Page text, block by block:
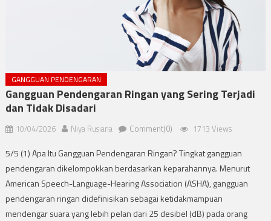
GANGGUAN PENDENGARAN
Gangguan Pendengaran Ringan yang Sering Terjadi
dan Tidak Disadari
10/04/2026 Niya Rusiana Comment(0) 1713 Views
5/5 (1) Apa Itu Gangguan Pendengaran Ringan? Tingkat gangguan
pendengaran dikelompokkan berdasarkan keparahannya. Menurut
American Speech-Language-Hearing Association (ASHA), gangguan
pendengaran ringan didefinisikan sebagai ketidakmampuan
mendengar suara yang lebih pelan dari 25 desibel (dB) pada orang